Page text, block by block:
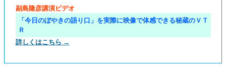
副島隆彦講演ビデオ
「今日のぼやきの語り口」を実際に映像で体感できる秘蔵のＶＴ
Ｒ
詳しくはこちら →